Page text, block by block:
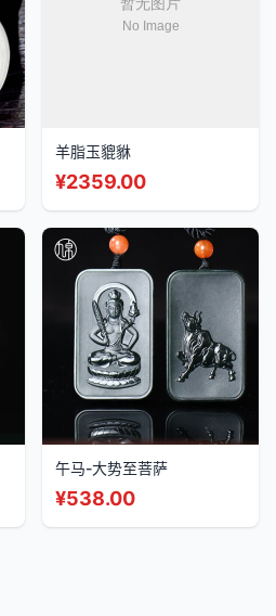
羊脂玉貔貅
¥2359.00
午马-大势至菩萨
¥538.00